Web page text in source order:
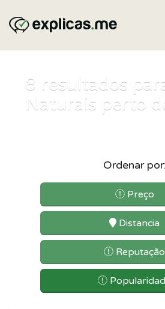
8 resultados
Naturais perto
Ordenar por:
Preço
Distancia
Reputação